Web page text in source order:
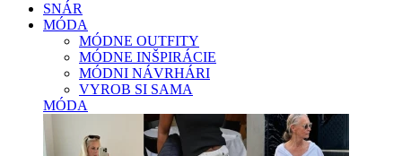
SNÁR
MÓDA
MÓDNE OUTFITY
MÓDNE INŠPIRÁCIE
MÓDNI NÁVRHÁRI
VYROB SI SAMA
MÓDA